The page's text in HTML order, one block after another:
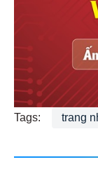
Tags: trang